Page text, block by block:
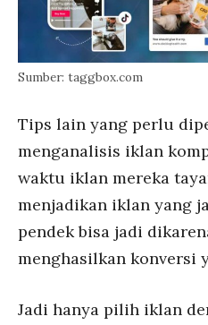
Sumber: taggbox.com
Tips lain yang perlu
menganalisis iklan
waktu iklan mereka
menjadikan iklan yang
pendek bisa jadi
menghasilkan konversi
Jadi hanya pilih iklan